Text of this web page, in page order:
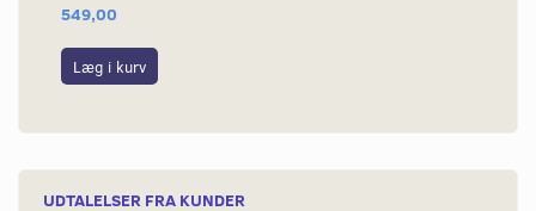
549,00
Læg i kurv
UDTALELSER FRA KUNDER